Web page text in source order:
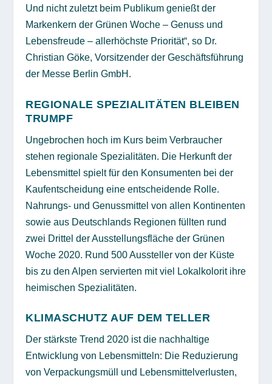
Und nicht zuletzt beim Publikum genießt der
Markenkern der Grünen Woche – Genuss und
Lebensfreude – allerhöchste Priorität“, so Dr.
Christian Göke, Vorsitzender der Geschäftsführung
der Messe Berlin GmbH.
REGIONALE SPEZIALITÄTEN BLEIBEN
TRUMPF
Ungebrochen hoch im Kurs beim Verbraucher
stehen regionale Spezialitäten. Die Herkunft der
Lebensmittel spielt für den Konsumenten bei der
Kaufentscheidung eine entscheidende Rolle.
Nahrungs- und Genussmittel von allen Kontinenten
sowie aus Deutschlands Regionen füllten rund
zwei Drittel der Ausstellungsfläche der Grünen
Woche 2020. Rund 500 Aussteller von der Küste
bis zu den Alpen servierten mit viel Lokalkolorit ihre
heimischen Spezialitäten.
KLIMASCHUTZ AUF DEM TELLER
Der stärkste Trend 2020 ist die nachhaltige
Entwicklung von Lebensmitteln: Die Reduzierung
von Verpackungsmüll und Lebensmittelverlusten,